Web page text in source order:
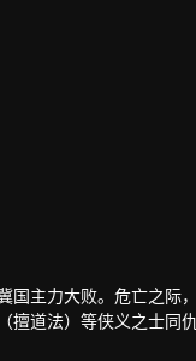
国主力大败。危亡之
道法）等侠义之士同